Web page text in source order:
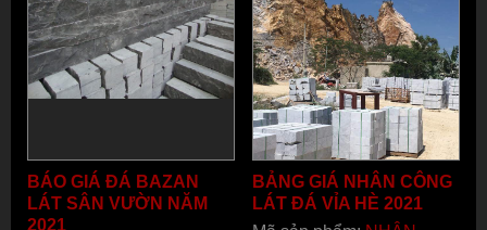
BÁO GIÁ ĐÁ BAZAN
LÁT SÂN VƯỜN NĂM
2021
BẢNG GIÁ NHÂN CÔNG
LÁT ĐÁ VỈA HÈ 2021